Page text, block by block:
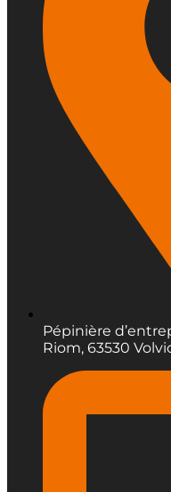
Pépinière
Riom, 63530